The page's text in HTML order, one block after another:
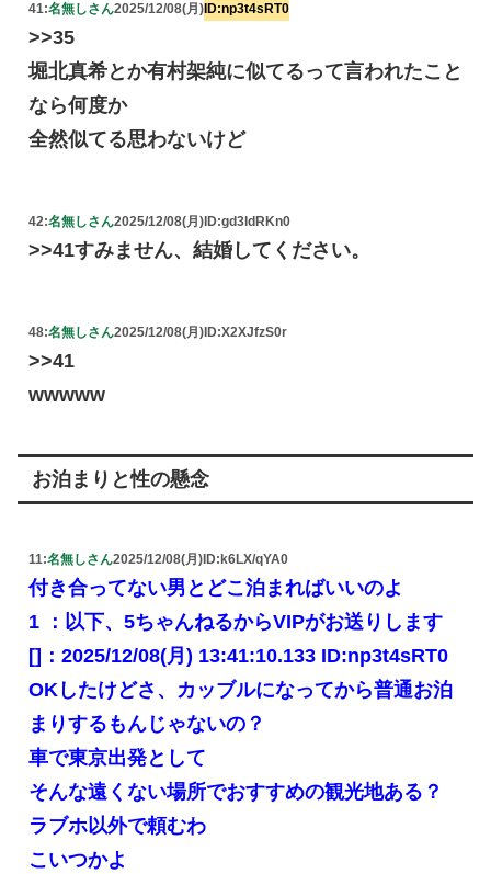
41:名無しさん2025/12/08(月) ID:np3t4sRT0
>>35
堀北真希とか有村架純に似てるって言われたこと
なら何度か
全然似てる思わないけど
42:名無しさん2025/12/08(月)ID:gd3ldRKn0
>>41すみません、結婚してください。
48:名無しさん2025/12/08(月)ID:X2XJfzS0r
>>41
wwwww
お泊まりと性の懸念
11:名無しさん2025/12/08(月)ID:k6LX/qYA0
付き合ってない男とどこ泊まればいいのよ
1 ：以下、5ちゃんねるからVIPがお送りします
[]：2025/12/08(月) 13:41:10.133 ID:np3t4sRT0
OKしたけどさ、カッブルになってから普通お泊
まりするもんじゃないの？
車で東京出発として
そんな遠くない場所でおすすめの観光地ある？
ラブホ以外で頼むわ
こいつかよ